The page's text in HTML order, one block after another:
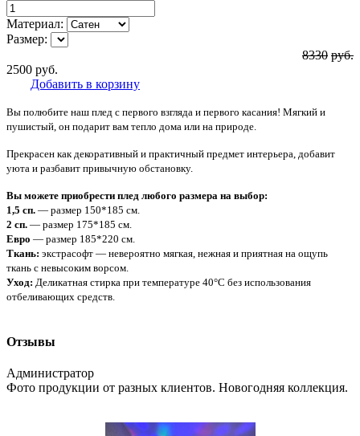
Материал:
Размер:
8330 руб.
2500 руб.
Добавить в корзину
Вы полюбите наш плед с первого взгляда и первого касания! Мягкий и
пушистый, он подарит вам тепло дома или на природе.
Прекрасен как декоративный и практичный предмет интерьера, добавит
уюта и разбавит привычную обстановку.
Вы можете приобрести плед любого размера на выбор:
1,5 сп. — размер 150*185 см.
2 сп. — размер 175*185 см.
Евро — размер 185*220 см.
Ткань: экстрасофт — невероятно мягкая, нежная и приятная на ощупь
ткань с невысоким ворсом.
Уход: Деликатная стирка при температуре 40°С без использования
отбеливающих средств.
Отзывы
Администратор
Фото продукции от разных клиентов. Новогодняя коллекция.